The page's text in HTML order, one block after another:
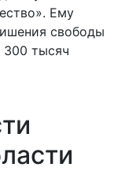
Ему
свободы
300 тысяч